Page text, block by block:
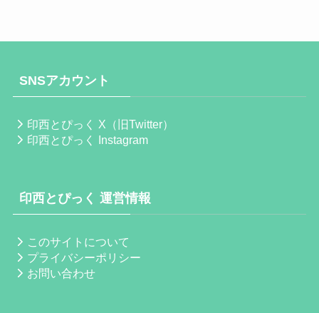
SNSアカウント
印西とぴっく X（旧Twitter）
印西とぴっく Instagram
印西とぴっく 運営情報
このサイトについて
プライバシーポリシー
お問い合わせ